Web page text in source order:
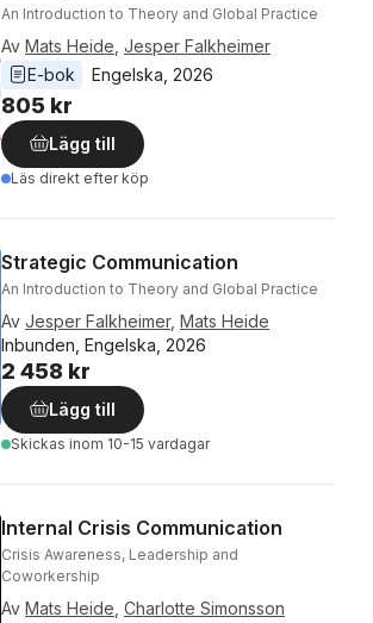
An Introduction to Theory and Global Practice
Av Mats Heide Jesper Falkheimer
E-bok
Engelska 2026
805 kr
Lägg till
Läs direkt efter köp
Strategic Communication
An Introduction to Theory and Global Practice
Av Jesper Falkheimer, Mats Heide
Inbunden, Engelska, 2026
2 458 kr
Lägg till
Skickas inom 10-15 vardagar
Internal Crisis Communication
Crisis Awareness, Leadership and
Coworkership
Av Mats Heide Charlotte Simonsson